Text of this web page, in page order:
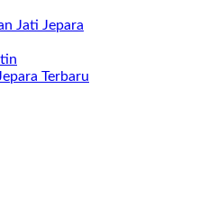
Jati Jepara
Terbaru